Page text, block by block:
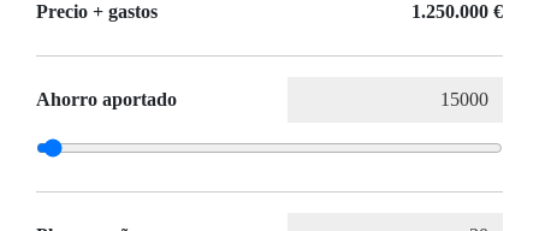
Precio + gastos 1.250.000 €
Ahorro aportado